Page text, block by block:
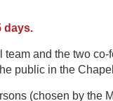
days.
and the two
public in the
(chosen by the